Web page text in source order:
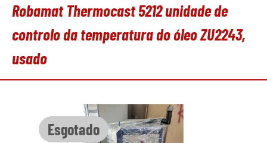
Robamat Thermocast 5212 unidade de
controlo da temperatura do óleo ZU2243,
usado
Esgotado
Ignorar galeria de imagens